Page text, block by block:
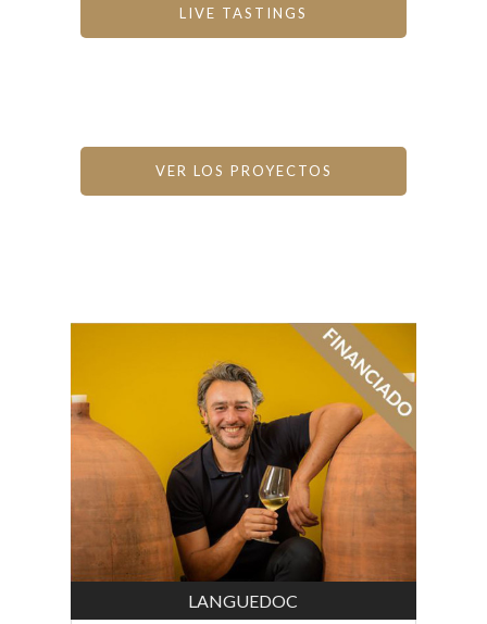
LIVE TASTINGS
VER LOS PROYECTOS
LANGUEDOC